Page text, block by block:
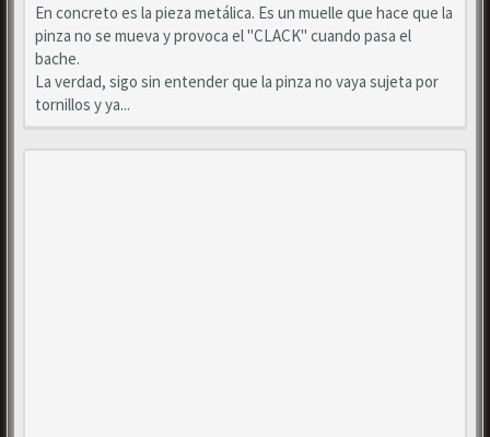
En concreto es la pieza metálica. Es un muelle que hace que la
pinza no se mueva y provoca el "CLACK" cuando pasa el
bache.
La verdad, sigo sin entender que la pinza no vaya sujeta por
tornillos y ya...